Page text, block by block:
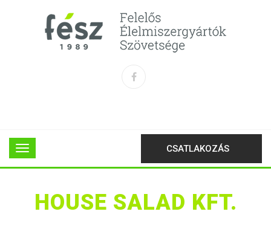
CSATLAKOZÁS
HOUSE SALAD KFT.